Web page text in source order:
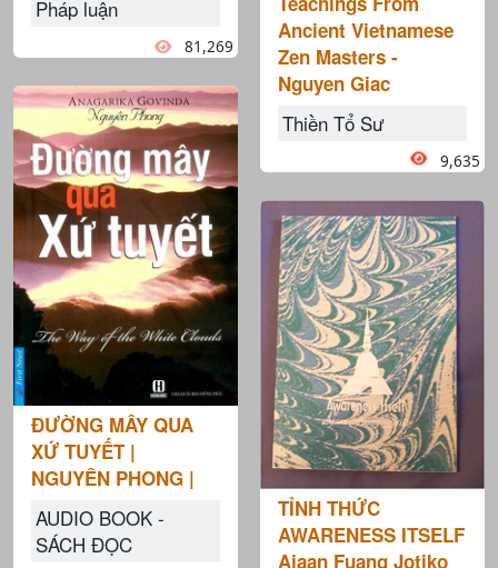
Pháp luận
81,269
ĐƯỜNG MÂY QUA
XỨ TUYẾT |
NGUYÊN PHONG |
AUDIO BOOK -
SÁCH ĐỌC
Ancient Vietnamese
Zen Masters -
Nguyen Giac
Thiền Tổ Sư
9,635
TỈNH THỨC
AWARENESS ITSELF
Ajaan Fuang Jotiko